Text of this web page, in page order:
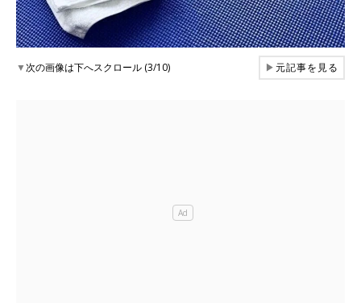
▼次の画像は下へスクロール (3/10) ▶元記事を見る